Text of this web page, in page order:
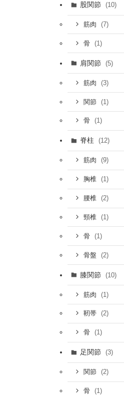
股関節 (10)
筋肉 (7)
骨 (1)
肩関節 (5)
筋肉 (3)
関節 (1)
骨 (1)
脊柱 (12)
筋肉 (9)
胸椎 (1)
腰椎 (2)
頸椎 (1)
骨 (1)
骨盤 (2)
膝関節 (10)
筋肉 (1)
靭帯 (2)
骨 (1)
足関節 (3)
関節 (2)
骨 (1)